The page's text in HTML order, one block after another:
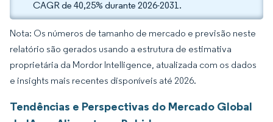
CAGR de 40,25% durante 2026-2031.
Nota: Os números de tamanho de mercado e previsão neste
relatório são gerados usando a estrutura de estimativa
proprietária da Mordor Intelligence, atualizada com os dados
e insights mais recentes disponíveis até 2026.
Tendências e Perspectivas do Mercado Global